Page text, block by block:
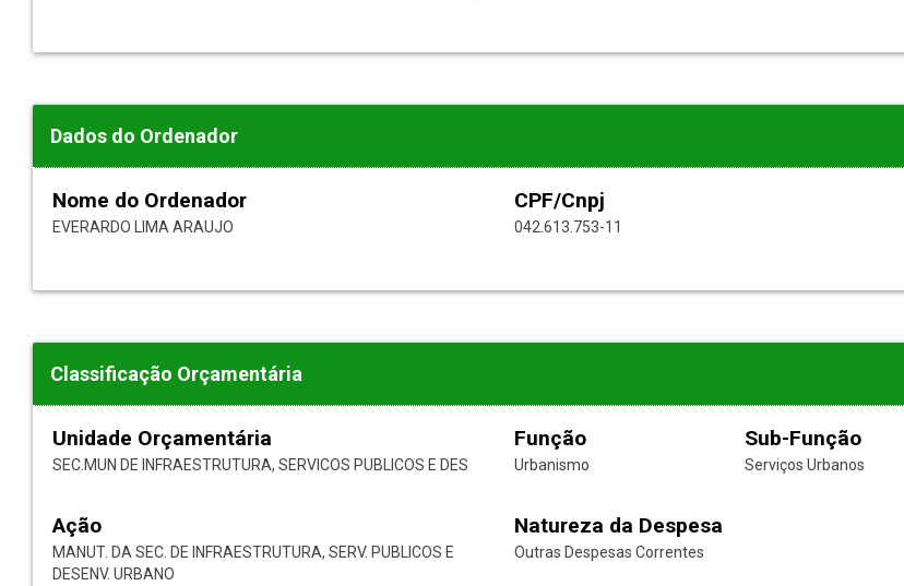
Dados do Ordenador
Nome do Ordenador
EVERARDO LIMA ARAUJO
CPF/Cnpj
042.613.753-11
Classificação Orçamentária
Unidade Orçamentária
SEC.MUN DE INFRAESTRUTURA, SERVICOS PUBLICOS E DES
Função
Urbanismo
Sub-Função
Serviços Urbanos
Ação
MANUT. DA SEC. DE INFRAESTRUTURA, SERV. PUBLICOS E
DESENV. URBANO
Natureza da Despesa
Outras Despesas Correntes